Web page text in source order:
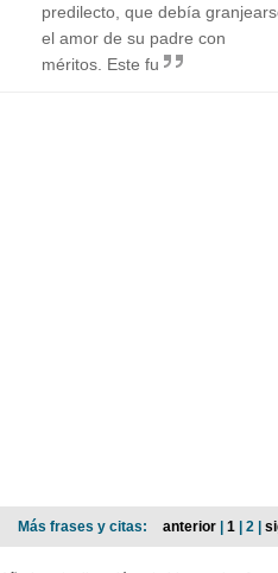
predilecto, que debía
el amor de su padre con
méritos. Este fu
Más frases y citas: anterior | 1 | 2 |